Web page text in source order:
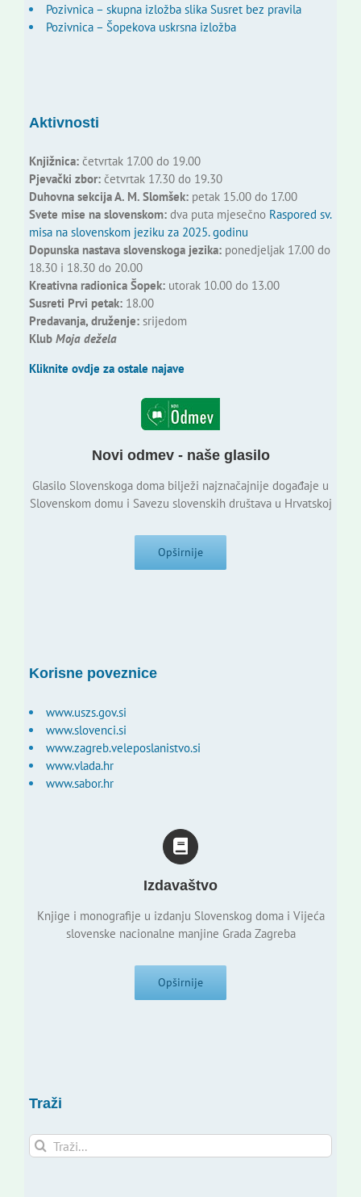
Pozivnica – skupna izložba slika Susret bez pravila
Pozivnica – Šopekova uskrsna izložba
Aktivnosti
Knjižnica:četvrtak 17.00 do 19.00
Pjevački zbor:četvrtak 17.30 do 19.30
Duhovna sekcija A. M. Slomšek:petak 15.00 do 17.00
Svete mise na slovenskom:dva puta mjesečno Raspored sv.
misa na slovenskom jeziku za 2025. godinu
Dopunska nastava slovenskoga jezika:ponedjeljak 17.00 do
18.30 i 18.30 do 20.00
Kreativna radionica Šopek:utorak 10.00 do 13.00
Susreti Prvi petak:18.00
Predavanja, druženje:srijedom
Klub Moja dežela
Kliknite ovdje za ostale najave
Novi odmev - naše glasilo
Glasilo Slovenskoga doma bilježi najznačajnije događaje u
Slovenskom domu i Savezu slovenskih društava u Hrvatskoj
Opširnije
Korisne poveznice
www.uszs.gov.si
www.slovenci.si
www.zagreb.veleposlanistvo.si
www.vlada.hr
www.sabor.hr
Izdavaštvo
Knjige i monografije u izdanju Slovenskog doma i Vijeća
slovenske nacionalne manjine Grada Zagreba
Opširnije
Traži
Traži...